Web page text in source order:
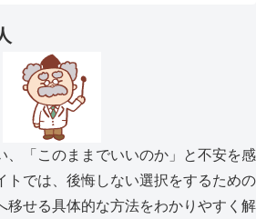
、「このままでいいのか」と不安を感
トでは、後悔しない選択をするための
移せる具体的な方法をわかりやすく解